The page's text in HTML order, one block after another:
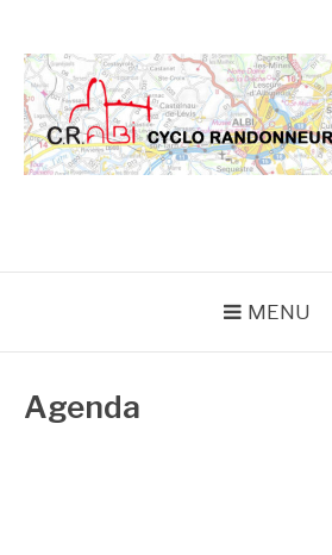
contenu
MENU
Agenda